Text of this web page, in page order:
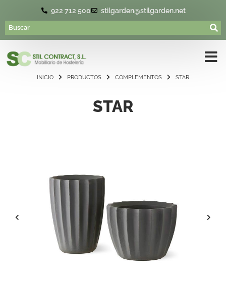
922 712 500 stilgarden@stilgarden.net
INICIO PRODUCTOS COMPLEMENTOS STAR
STAR